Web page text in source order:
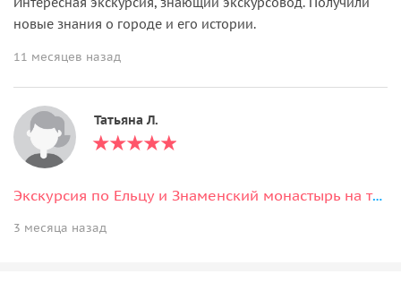
новые знания о городе и его истории.
11 месяцев назад
Татьяна Л.
Экскурсия по Ельцу и Знаменский монастырь на транспорте туристов
3 месяца назад